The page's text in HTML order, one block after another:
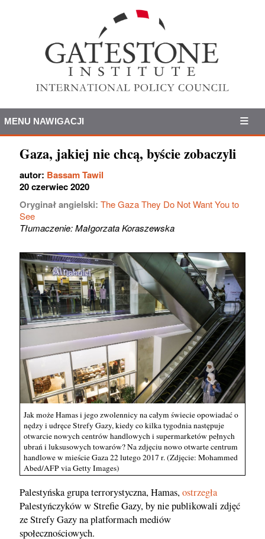
MENU NAWIGACJI
Gaza, jakiej nie chcą, byście zobaczyli
autor: Bassam Tawil
20 czerwiec 2020
Oryginał angielski: The Gaza They Do Not Want You to
See
Tłumaczenie: Małgorzata Koraszewska
Jak może Hamas i jego zwolennicy na całym świecie opowiadać o
nędzy i udręce Strefy Gazy, kiedy co kilka tygodnia następuje
otwarcie nowych centrów handlowych i supermarketów pełnych
ubrań i luksusowych towarów? Na zdjęciu nowo otwarte centrum
handlowe w mieście Gaza 22 lutego 2017 r. (Zdjęcie: Mohammed
Abed/AFP via Getty Images)
Palestyńska grupa terrorystyczna, Hamas,ostrzegła
Palestyńczyków w Strefie Gazy, by nie publikowali zdjęć
ze Strefy Gazy na platformach mediów
społecznościowych.